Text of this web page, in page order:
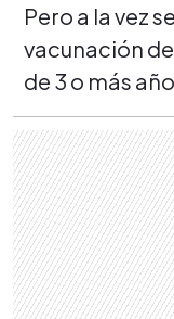
Pero a la vez
vacunación de
de 3 o más